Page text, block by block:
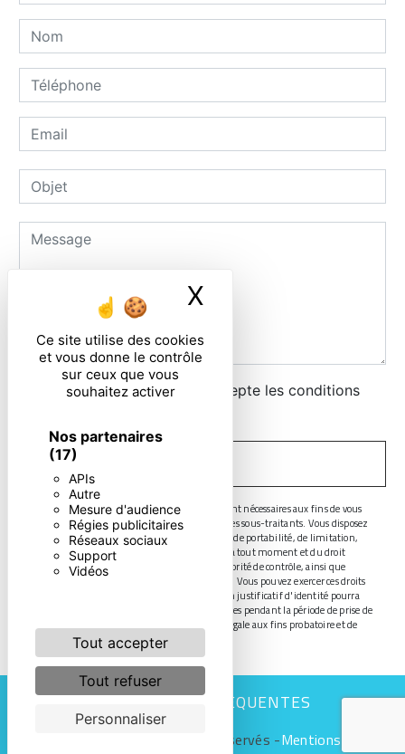
Ce site utilise des cookies
et vous donne le contrôle
sur ceux que vous
souhaitez activer
Nos partenaires
(17)
APIs
Autre
Mesure d'audience
Régies publicitaires
Réseaux sociaux
Support
Vidéos
Tout accepter
Tout refuser
Personnaliser
X
En cochant cette case, j'accepte les conditions
** Les données personnelles communiquées sont nécessaires aux fins de vous
contacter. Elles sont destinées à l'entreprise et ses sous-traitants. Vous disposez
de droits d’accès, de rectification, d’effacement, de portabilité, de limitation,
d’opposition, de retrait de votre consentement à tout moment et du droit
d’introduire une réclamation auprès d’une autorité de contrôle, ainsi que
d’organiser le sort de vos données post-mortem. Vous pouvez exercer ces droits
par voie postale ou par courrier électronique. Un justificatif d'identité pourra
vous être demandé. Nous conservons vos données pendant la période de prise de
contact puis pendant la durée de prescription légale aux fins probatoire et de
gestion des contentieux.
RECHERCHES FRÉQUENTES
- 2026 - Tous droits réservés -Mentions légales